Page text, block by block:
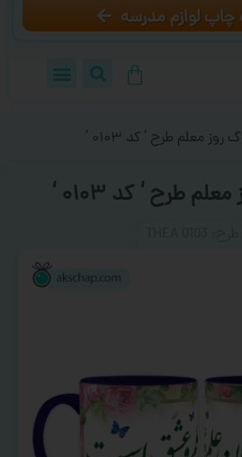
چاپ لوازم مدرسه
روز معلم طرح ‘ کد ۰۱۰۳ ‘
طرح ‘ کد ۰۱۰۳ ‘